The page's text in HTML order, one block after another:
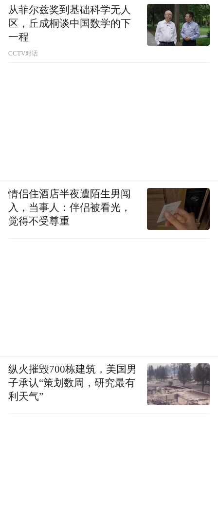
从菲尔兹奖到基础科学无人
区，丘成桐谈中国数学的下
一程
CCTV对话
情侣住酒店半夜遭陌生男闯
入，当事人：伴侣被看光，
觉得不受尊重
纵火摧毁700栋建筑，美国男
子承认“策划数周，研究最有
利天气”